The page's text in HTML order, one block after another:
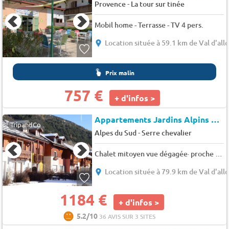
Provence- La tour sur tinée
Mobil home - Terrasse - TV 4 pers.
Location située à 59.1 km de Val
Prix malin
757 € + d'infos >
TripandCo Appartements Jardins Alpins 35747
Alpes du Sud-Serre chevalier
Chalet mitoyen vue dégagée· proche pistes et base loisirs l'été · idéalement situé - 6 pers. - 47m2 - TV - Animaux admis
Location située à 79.9 km de Val
1184 € + d'infos >
5.2/10 36 AVIS SUR 3 SITES